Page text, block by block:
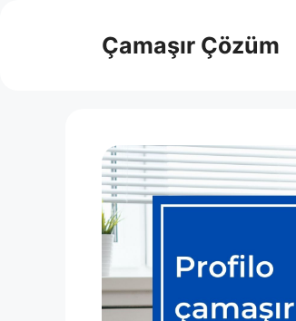
Çamaşır Çözüm